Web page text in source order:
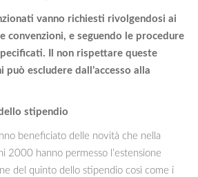
vanno richiesti rivolgendosi ai
convenzioni, e seguendo le procedure
Il non rispettare queste
escludere dall’accesso alla
stipendio
beneficiato delle novità che nella
2000 hanno permesso l’estensione
del quinto dello stipendio così come i